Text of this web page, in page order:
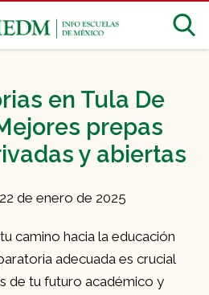
en Tula De
prepas
y abiertas
de enero de 2025
camino hacia la educación
adecuada es crucial
de tu futuro académico y